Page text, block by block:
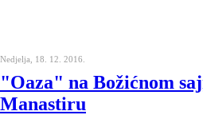
Nedjelja, 18. 12. 2016.
"Oaza" na Božićnom
Manastiru